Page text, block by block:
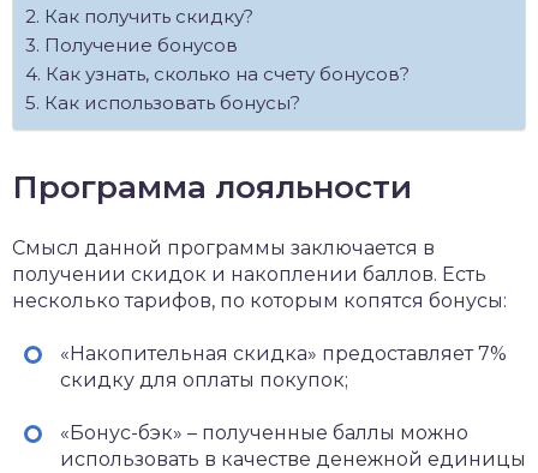
Как получить скидку?
Получение бонусов
Как узнать, сколько на счету бонусов?
Как использовать бонусы?
Программа лояльности
Смысл данной программы заключается в
получении скидок и накоплении баллов. Есть
несколько тарифов, по которым копятся бонусы:
«Накопительная скидка» предоставляет 7%
скидку для оплаты покупок;
«Бонус-бэк» – полученные баллы можно
использовать в качестве денежной единицы